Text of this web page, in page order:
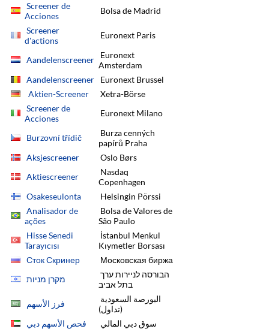
Screener de
Acciones
Bolsa de Madrid
Screener
d'actions
Euronext Paris
Aandelenscreener
Euronext
Amsterdam
Aandelenscreener
Euronext Brussel
Aktien-Screener
Xetra-Börse
Screener de
Acciones
Euronext Milano
Burzovní třídič
Burza cenných
papírů Praha
Aksjescreener
Oslo Børs
Aktiescreener
Nasdaq
Copenhagen
Osakeseulonta
Helsingin Pörssi
Analisador de
ações
Bolsa de Valores de
São Paulo
Hisse Senedi
Tarayıcısı
İstanbul Menkul
Kıymetler Borsası
Сток Скринер
Московская биржа
מקרן מניות
בתל אביב
فرز الأسهم
(تداول)
فحص الأسهم دبي
سوق دبي المالي